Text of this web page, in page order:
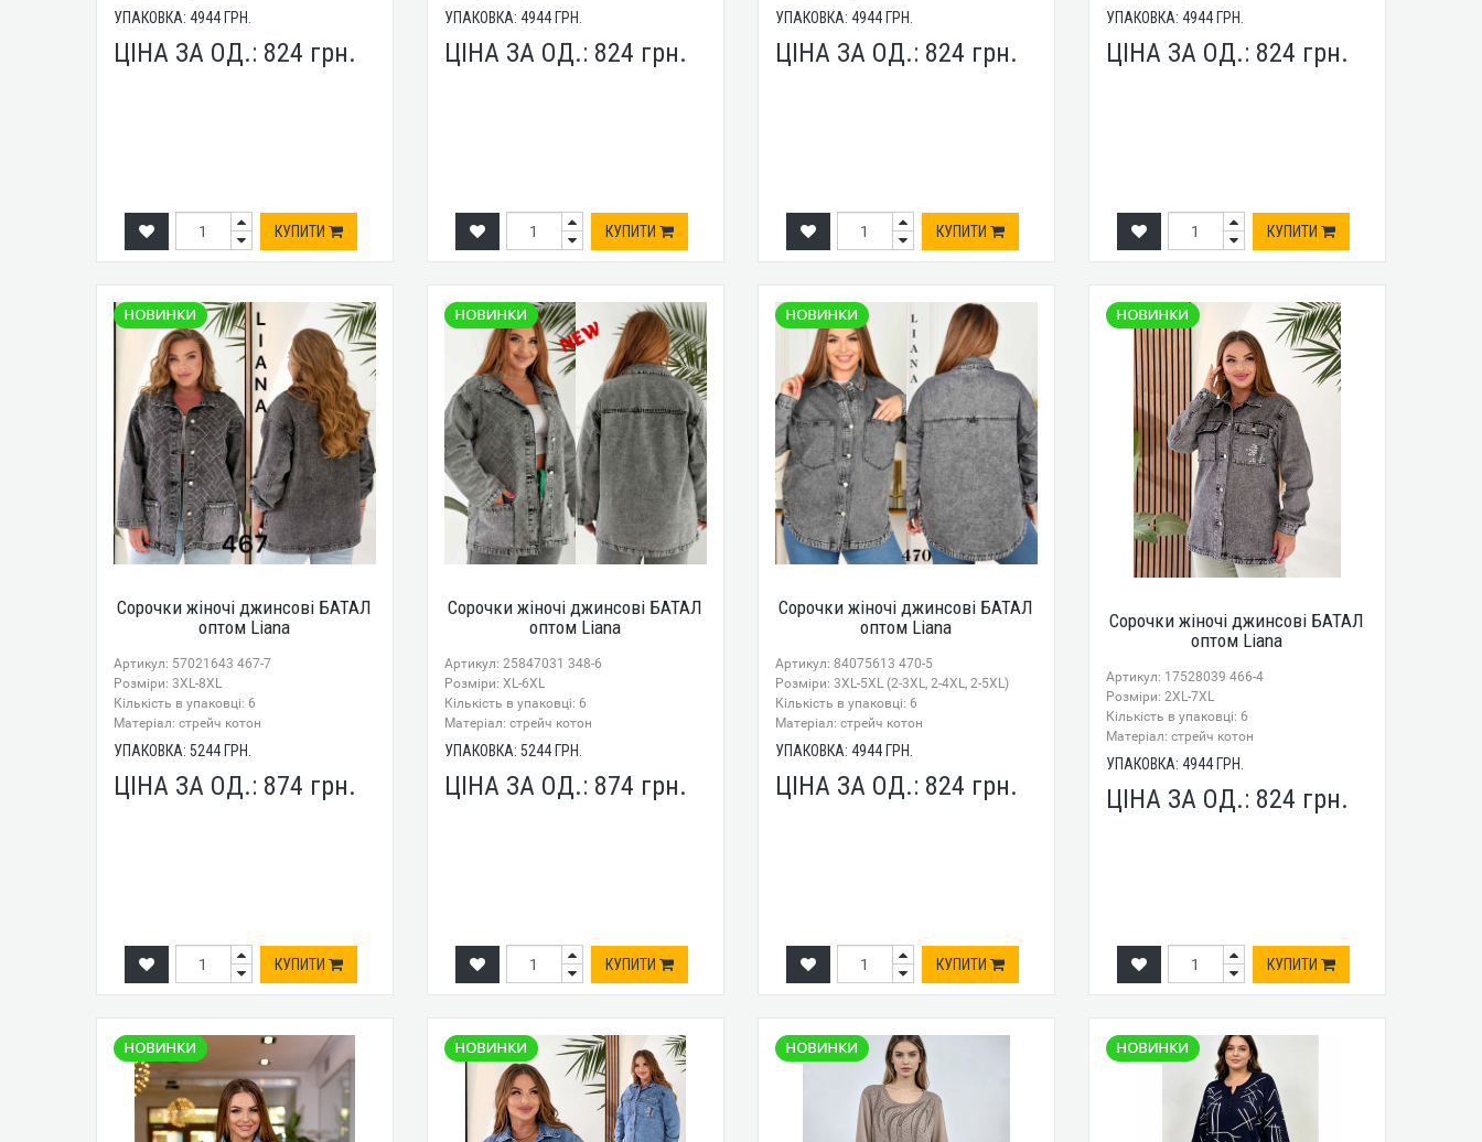
УПАКОВКА: 4944 ГРН.
ЦІНА ЗА ОД.: 824 грн.
КУПИТИ
УПАКОВКА: 4944 ГРН.
ЦІНА ЗА ОД.: 824 грн.
КУПИТИ
УПАКОВКА: 4944 ГРН.
ЦІНА ЗА ОД.: 824 грн.
КУПИТИ
УПАКОВКА: 4944 ГРН.
ЦІНА ЗА ОД.: 824 грн.
КУПИТИ
Сорочки жіночі джинсові БАТАЛ
оптом Liana
Артикул: 57021643 467-7
Розміри: 3XL-8XL
Кількість в упаковці: 6
Mатеріал: стрейч котон
УПАКОВКА: 5244 ГРН.
ЦІНА ЗА ОД.: 874 грн.
КУПИТИ
Сорочки жіночі джинсові БАТАЛ
оптом Liana
Артикул: 25847031 348-6
Розміри: XL-6XL
Кількість в упаковці: 6
Mатеріал: стрейч котон
УПАКОВКА: 5244 ГРН.
ЦІНА ЗА ОД.: 874 грн.
КУПИТИ
Сорочки жіночі джинсові БАТАЛ
оптом Liana
Артикул: 84075613 470-5
Розміри: 3XL-5XL (2-3XL, 2-4XL, 2-5XL)
Кількість в упаковці: 6
Mатеріал: стрейч котон
УПАКОВКА: 4944 ГРН.
ЦІНА ЗА ОД.: 824 грн.
КУПИТИ
Сорочки жіночі джинсові БАТАЛ
оптом Liana
Артикул: 17528039 466-4
Розміри: 2XL-7XL
Кількість в упаковці: 6
Mатеріал: стрейч котон
УПАКОВКА: 4944 ГРН.
ЦІНА ЗА ОД.: 824 грн.
КУПИТИ